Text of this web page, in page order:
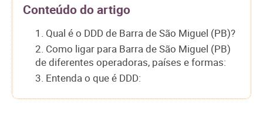
Conteúdo do artigo
1. Qual é o DDD de Barra de São Miguel (PB)?
2. Como ligar para Barra de São Miguel (PB)
de diferentes operadoras, países e formas:
3. Entenda o que é DDD: